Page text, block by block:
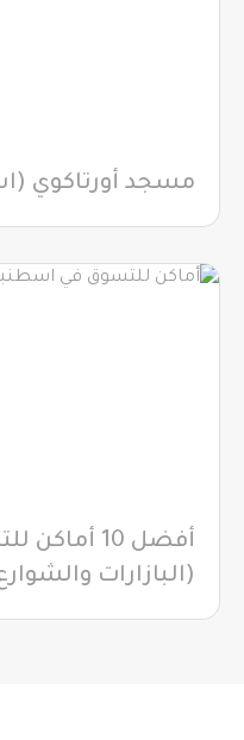
مسجد أورتاكوي
أفضل 10
(البازارات